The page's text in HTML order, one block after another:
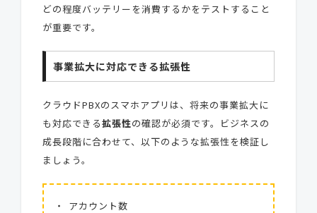
どの程度バッテリーを消費するかをテストすること
が重要です。
事業拡大に対応できる拡張性
クラウドPBXのスマホアプリは、将来の事業拡大に
も対応できる拡張性の確認が必須です。ビジネスの
成長段階に合わせて、以下のような拡張性を検証し
ましょう。
アカウント数